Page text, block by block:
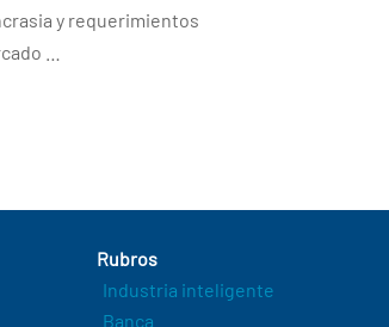
y requerimientos
…
Rubros
Industria inteligente
Banca